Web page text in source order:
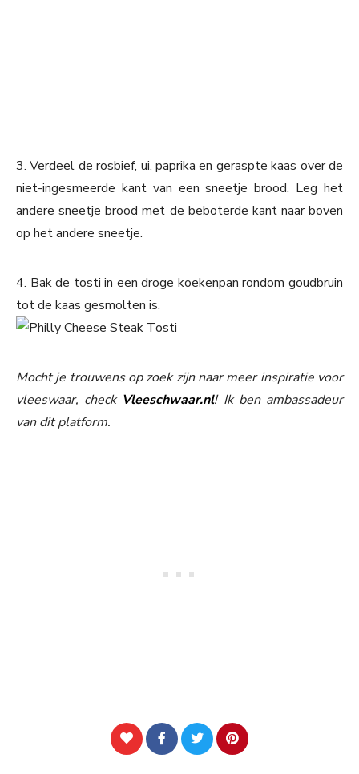
3. Verdeel de rosbief, ui, paprika en geraspte kaas over de
niet-ingesmeerde kant van een sneetje brood. Leg het
andere sneetje brood met de beboterde kant naar boven
op het andere sneetje.
4. Bak de tosti in een droge koekenpan rondom goudbruin
tot de kaas gesmolten is.
Mocht je trouwens op zoek zijn naar meer inspiratie voor
vleeswaar, check Vleeschwaar.nl! Ik ben ambassadeur
van dit platform.